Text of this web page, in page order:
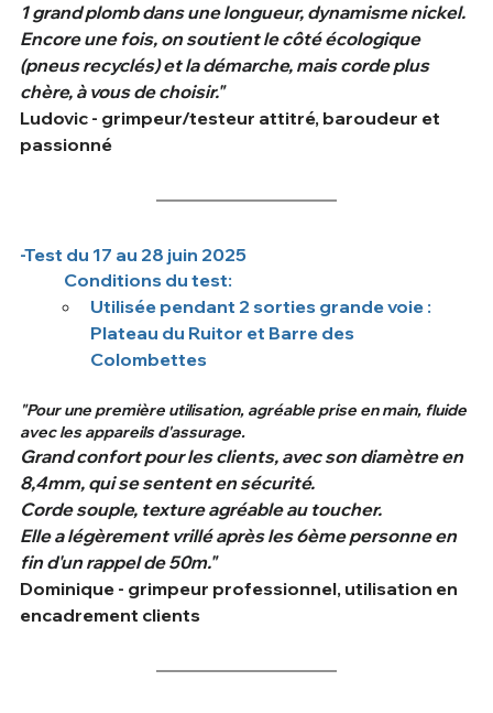
1 grand plomb dans une longueur, dynamisme nickel.
Encore une fois, on soutient le côté écologique
(pneus recyclés) et la démarche, mais corde plus
chère, à vous de choisir."
Ludovic - grimpeur/testeur attitré, baroudeur et
passionné
-Test du 17 au 28 juin 2025
	Conditions du test:
Utilisée pendant 2 sorties grande voie :
Plateau du Ruitor et Barre des
Colombettes
"Pour une première utilisation, agréable prise en main, fluide
avec les appareils d'assurage.
Grand confort pour les clients, avec son diamètre en
8,4mm, qui se sentent en sécurité.
Corde souple, texture agréable au toucher.
Elle a légèrement vrillé après les 6ème personne en
fin d'un rappel de 50m."
Dominique - grimpeur professionnel, utilisation en
encadrement clients